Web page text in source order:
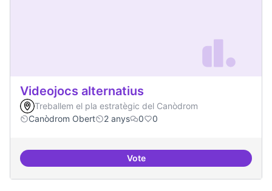
Videojocs alternatius
Treballem el pla estratègic del Canòdrom
Canòdrom Obert
2 anys 0 0
VoteVideojocs alternatius